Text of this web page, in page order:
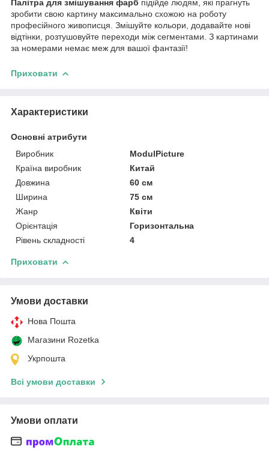
Палітра для змішування фарб підійде людям, які прагнуть
зробити свою картину максимально схожою на роботу
професійного живописця. Змішуйте кольори, додавайте нові
відтінки, розтушовуйте переходи між сегментами. З картинами
за номерами немає меж для вашої фантазії!
Приховати
Характеристики
Основні атрибути
Виробник
ModulPicture
Країна виробник
Китай
Довжина
60 см
Ширина
75 см
Жанр
Квіти
Орієнтація
Горизонтальна
Рівень складності
4
Приховати
Умови доставки
Нова Пошта
Магазини Rozetka
Укрпошта
Всі умови доставки
Умови оплати